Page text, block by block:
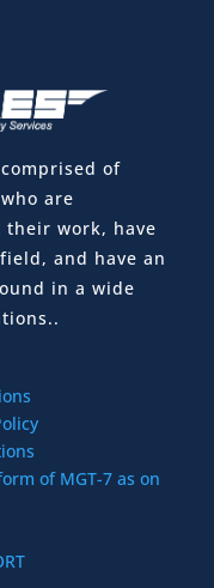
comprised of
are
their work, have
and have an
in a wide
of MGT-7 as on